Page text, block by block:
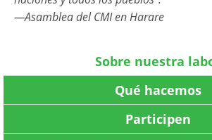
—Asamblea del CMI en Harare
Sobre nuestra
Qué hacemos
Participen